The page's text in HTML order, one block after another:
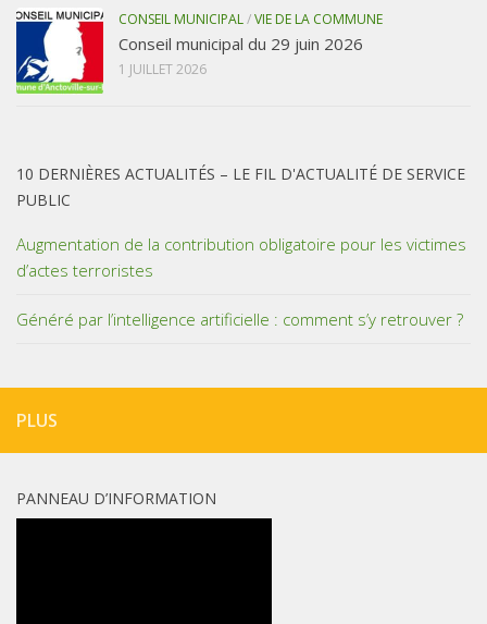
CONSEIL MUNICIPAL/VIE DE LA COMMUNE
Conseil municipal du 29 juin 2026
1 JUILLET 2026
10 DERNIÈRES ACTUALITÉS – LE FIL D'ACTUALITÉ DE SERVICE
PUBLIC
Augmentation de la contribution obligatoire pour les victimes
d’actes terroristes
Généré par l’intelligence artificielle : comment s’y retrouver ?
PLUS
PANNEAU D’INFORMATION